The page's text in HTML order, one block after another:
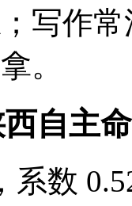
写作
。
西自主
系数